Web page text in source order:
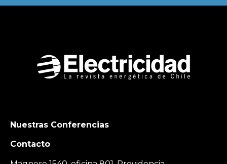
Nuestras Conferencias
Contacto